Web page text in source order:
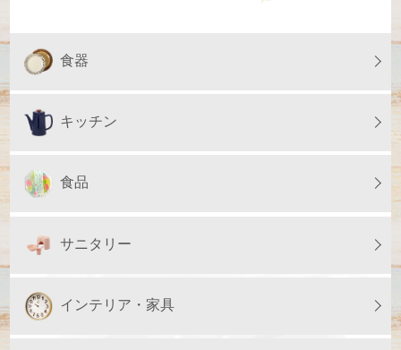
食器
キッチン
食品
サニタリー
インテリア・家具